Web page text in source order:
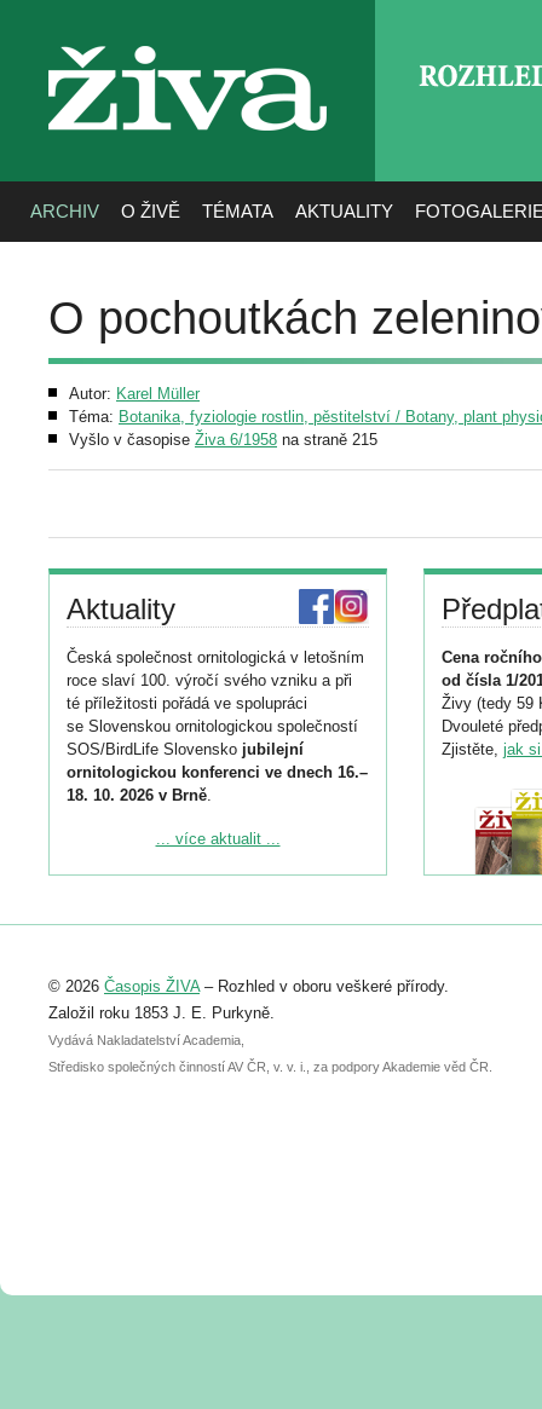
živa
ARCHIV O ŽIVĚ TÉMATA AKTUALITY
O pochoutkách
Autor: Karel Müller
Téma: Botanika, fyziologie rostlin, pěstitelství / Botany, plant
Vyšlo v časopise Živa 6/1958 na straně 215
Aktuality
Česká společnost ornitologická v letošním
roce slaví 100. výročí svého vzniku a při
té příležitosti pořádá ve spolupráci
se Slovenskou ornitologickou společností
SOS/BirdLife Slovensko jubilejní
ornitologickou konferenci ve dnech 16.–
18. 10. 2026 v Brně.
Podrobnější informace ke konferenci
Registrovat se můžete do 6. září.
abstraktu přihlášené přednášky nebo
posteru je už 30. června.
... více aktualit ...
Cena
od čísla 1/
Živy (tedy 59
Dvouleté
Zjistěte, jak
© 2026 Časopis ŽIVA– Rozhled v oboru veškeré přírody.
Založil roku 1853 J. E. Purkyně.
Vydává Nakladatelství Academia,
Středisko společných činností AV ČR, v. v. i., za podpory Akademie věd ČR.